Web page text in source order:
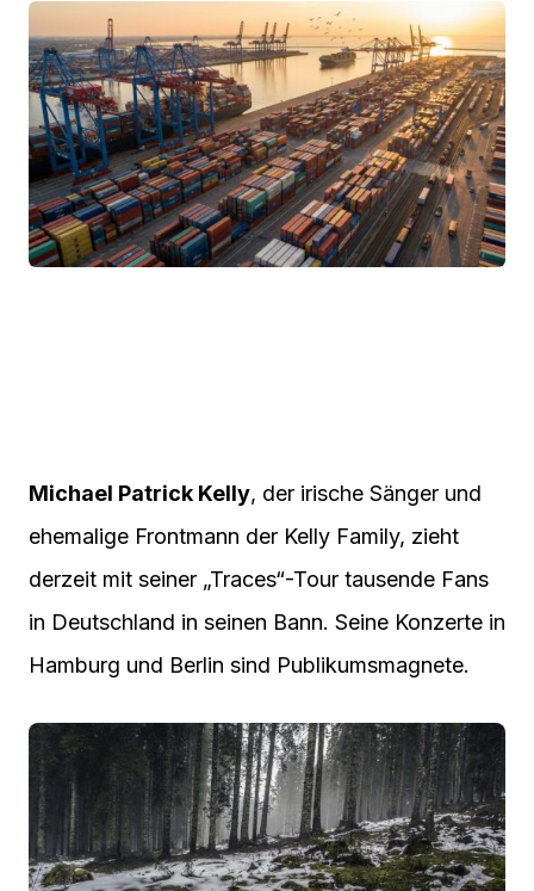
Michael Patrick Kelly, der irische Sänger und
ehemalige Frontmann der Kelly Family, zieht
derzeit mit seiner „Traces“-Tour tausende Fans
in Deutschland in seinen Bann. Seine Konzerte in
Hamburg und Berlin sind Publikumsmagnete.